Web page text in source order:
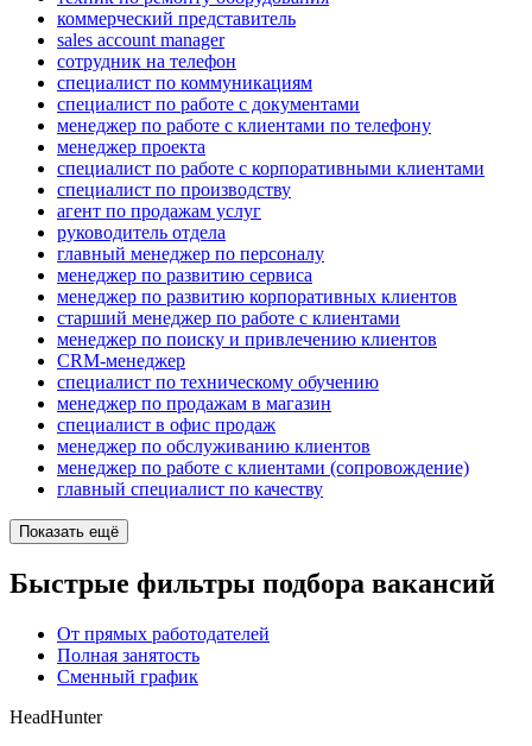
коммерческий представитель
sales account manager
сотрудник на телефон
специалист по коммуникациям
специалист по работе с документами
менеджер по работе с клиентами по телефону
менеджер проекта
специалист по работе с корпоративными клиентами
специалист по производству
агент по продажам услуг
руководитель отдела
главный менеджер по персоналу
менеджер по развитию сервиса
менеджер по развитию корпоративных клиентов
старший менеджер по работе с клиентами
менеджер по поиску и привлечению клиентов
CRM-менеджер
специалист по техническому обучению
менеджер по продажам в магазин
специалист в офис продаж
менеджер по обслуживанию клиентов
менеджер по работе с клиентами (сопровождение)
главный специалист по качеству
Показать ещё
Быстрые фильтры подбора вакансий
От прямых работодателей
Полная занятость
Сменный график
HeadHunter